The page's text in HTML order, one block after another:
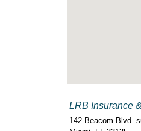
LRB Insurance
142 Beacom Blvd.